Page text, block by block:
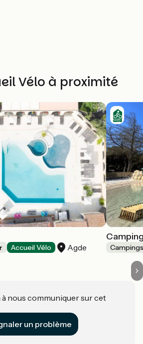
Vélo à proximité
Accueil Vélo Agde
à nous communiquer sur cet
un problème